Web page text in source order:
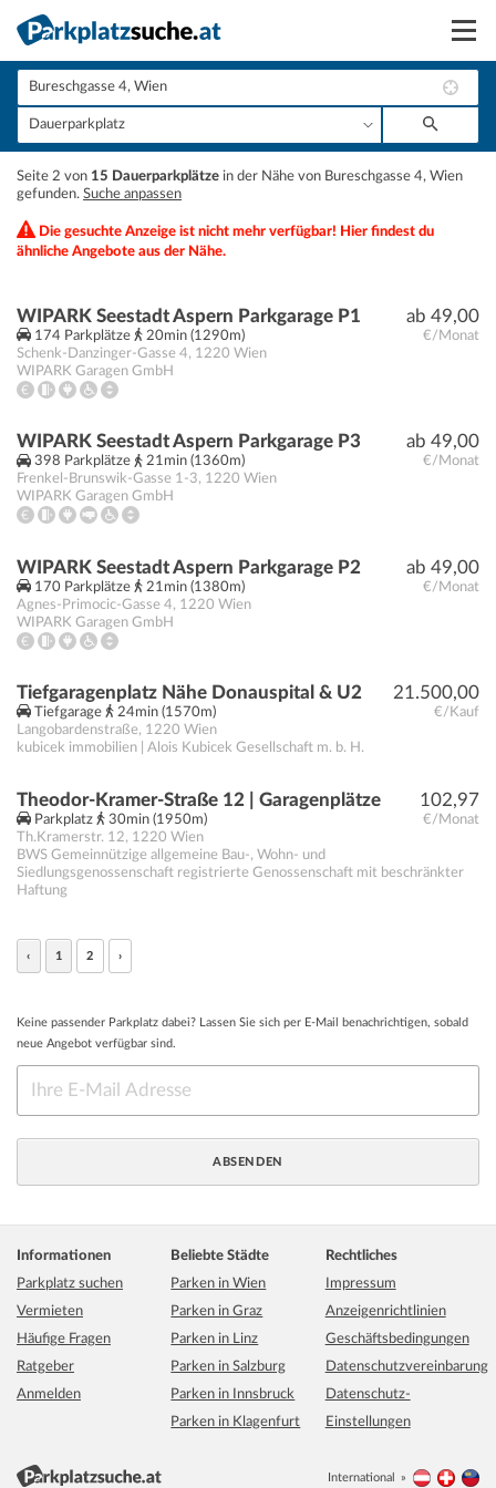
Suchen
Vermieten
Anmelden
Seite 2 von 15 Dauerparkplätze in der Nähe von Bureschgasse 4, Wien
gefunden. Suche anpassen
Die gesuchte Anzeige ist nicht mehr verfügbar! Hier findest du
ähnliche Angebote aus der Nähe.
ab 49,00
€/Monat
WIPARK Seestadt Aspern Parkgarage P1
174 Parkplätze
20min (1290m)
Schenk-Danzinger-Gasse 4, 1220 Wien
WIPARK Garagen GmbH
ab 49,00
€/Monat
WIPARK Seestadt Aspern Parkgarage P3
398 Parkplätze
21min (1360m)
Frenkel-Brunswik-Gasse 1-3, 1220 Wien
WIPARK Garagen GmbH
ab 49,00
€/Monat
WIPARK Seestadt Aspern Parkgarage P2
170 Parkplätze
21min (1380m)
Agnes-Primocic-Gasse 4, 1220 Wien
WIPARK Garagen GmbH
21.500,00
€/Kauf
Tiefgaragenplatz Nähe Donauspital & U2
Tiefgarage
24min (1570m)
Langobardenstraße, 1220 Wien
kubicek immobilien | Alois Kubicek Gesellschaft m. b. H.
102,97
€/Monat
Theodor-Kramer-Straße 12 | Garagenplätze
Parkplatz
30min (1950m)
Th.Kramerstr. 12, 1220 Wien
BWS Gemeinnützige allgemeine Bau-, Wohn- und
Siedlungsgenossenschaft registrierte Genossenschaft mit beschränkter
Haftung
‹ 1 2 ›
Keine passender Parkplatz dabei? Lassen Sie sich per E-Mail benachrichtigen, sobald
neue Angebot verfügbar sind.
Informationen
Parkplatz suchen
Vermieten
Häufige Fragen
Ratgeber
Anmelden
Beliebte Städte
Parken in Wien
Parken in Graz
Parken in Linz
Parken in Salzburg
Parken in Innsbruck
Parken in Klagenfurt
Rechtliches
Impressum
Anzeigenrichtlinien
Geschäftsbedingungen
Datenschutzvereinbarung
Datenschutz-
Einstellungen
International Österreich
+
−